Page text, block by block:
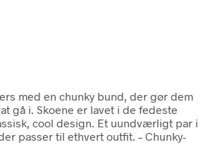
med en chunky bund, der gør dem
gå i. Skoene er lavet i de fedeste
cool design. Et uundværligt par i
passer til ethvert outfit. – Chunky-